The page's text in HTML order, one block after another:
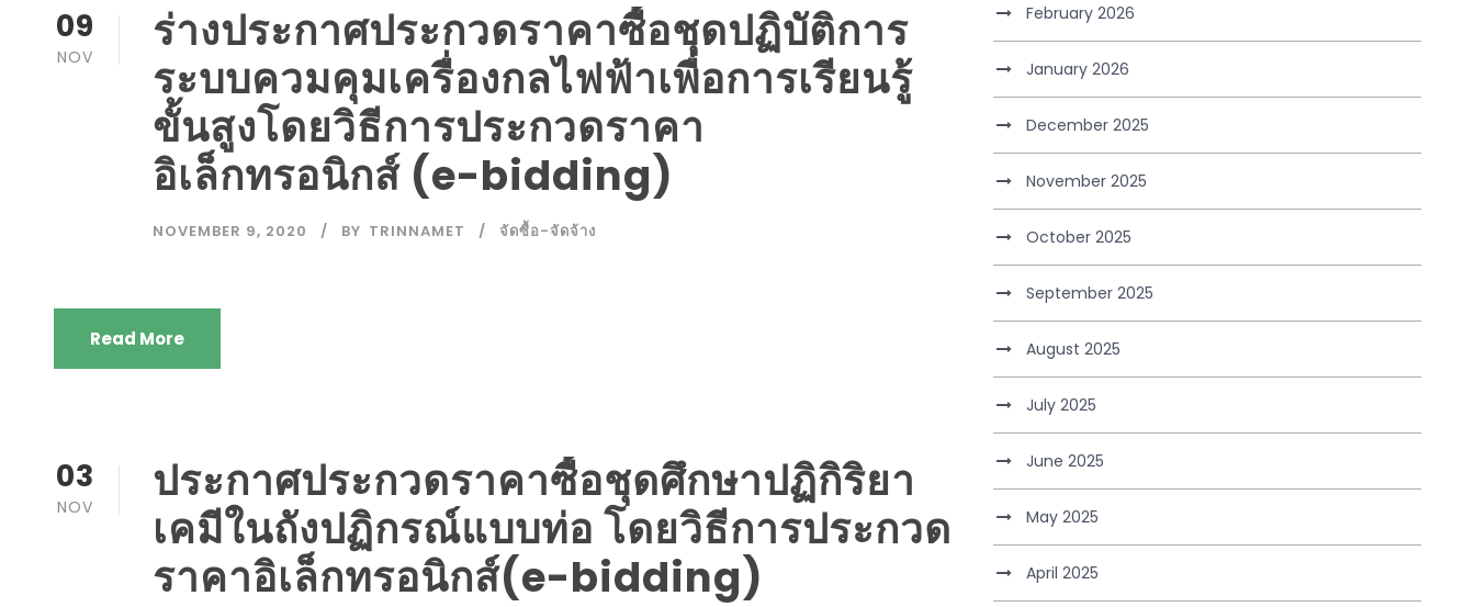
09
NOV
ร่างประกาศประกวดราคาซื้อชุดปฏิบัติการ
ระบบควมคุมเครื่องกลไฟฟ้าเพื่อการเรียนรู้
ขั้นสูงโดยวิธีการประกวดราคา
อิเล็กทรอนิกส์ (e-bidding)
NOVEMBER 9, 2020 BY TRINNAMET จัดซื้อ-จัดจ้าง
Read More
03
NOV
ประกาศประกวดราคาซื้อชุดศึกษาปฏิกิริยา
เคมีในถังปฏิกรณ์แบบท่อ โดยวิธีการประกวด
ราคาอิเล็กทรอนิกส์(e-bidding)
February 2026
January 2026
December 2025
November 2025
October 2025
September 2025
August 2025
July 2025
June 2025
May 2025
April 2025